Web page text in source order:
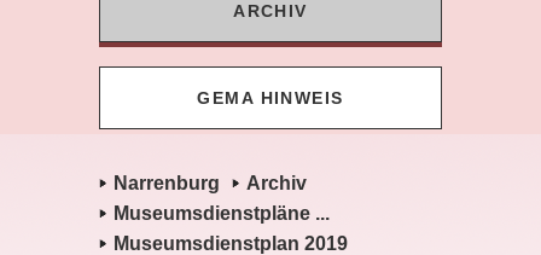
ARCHIV
GEMA HINWEIS
Narrenburg
Archiv
Museumsdienstpläne ...
Museumsdienstplan 2019